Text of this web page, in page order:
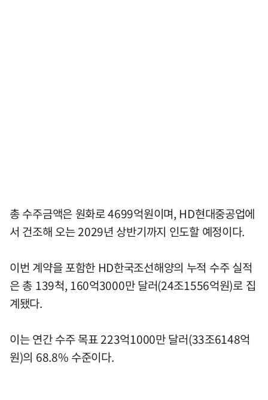
총 수주금액은 원화로 4699억원이며, HD현대중공업에
서 건조해 오는 2029년 상반기까지 인도할 예정이다.
이번 계약을 포함한 HD한국조선해양의 누적 수주 실적
은 총 139척, 160억3000만 달러(24조1556억원)로 집
계됐다.
이는 연간 수주 목표 223억1000만 달러(33조6148억
원)의 68.8% 수준이다.